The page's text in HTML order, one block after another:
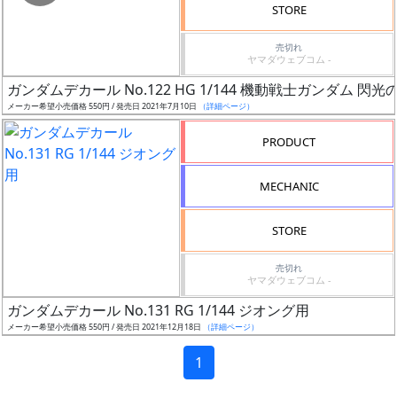
再
販
月
割
引
STORE
売切れ
ヤマダウェブコム -
ガンダムデカール No.122 HG 1/144 機動戦士ガンダム 閃光
メーカー希望小売価格 550円 / 発売日 2021年7月10日 （詳細ページ）
PRODUCT
MECHANIC
STORE
売切れ
ヤマダウェブコム -
ガンダムデカール No.131 RG 1/144 ジオング用
メーカー希望小売価格 550円 / 発売日 2021年12月18日 （詳細ページ）
1